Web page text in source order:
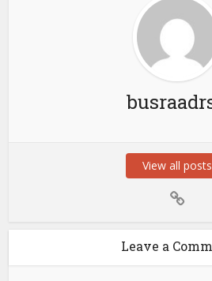
View all posts
Leave a